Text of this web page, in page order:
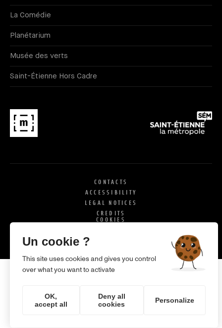
La Comédie
Planétarium
Musée des verts
Saint-Étienne Hors Cadre
CONTACTS
ACCESSIBILITY
LEGAL NOTICES
CREDITS
COOKIES
Un cookie ?
This site uses cookies and gives you control
over what you want to activate
OK,
accept all
Deny all
cookies
Personalize